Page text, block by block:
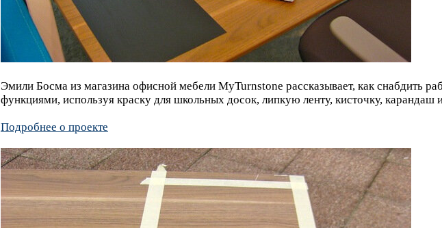
Эмили Босма из магазина офисной мебели MyTurnstone рассказывает, как снабдить
функциями, используя краску для школьных досок, липкую ленту, кисточку, карандаш
Подробнее о проекте